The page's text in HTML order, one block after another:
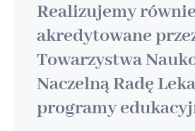
Realizujemy
akredytowane
Towarzystwa
Naczelną Radę
programy